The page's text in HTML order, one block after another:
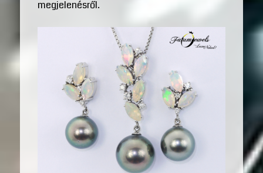
megjelenésről.